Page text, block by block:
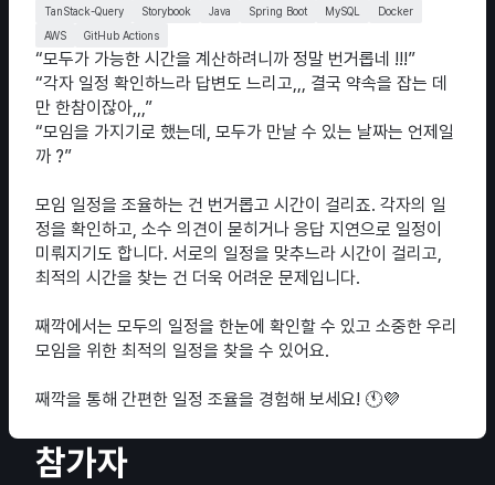
TanStack-Query
Storybook Java Spring Boot MySQL
Docker
AWS
GitHub Actions
“모두가 가능한 시간을 계산하려니까 정말 번거롭네 !!!”
“각자 일정 확인하느라 답변도 느리고,,, 결국 약속을 잡는 데
만 한참이잖아,,,”
“모임을 가지기로 했는데, 모두가 만날 수 있는 날짜는 언제일
까 ?”
모임 일정을 조율하는 건 번거롭고 시간이 걸리죠. 각자의 일
정을 확인하고, 소수 의견이 묻히거나 응답 지연으로 일정이
미뤄지기도 합니다. 서로의 일정을 맞추느라 시간이 걸리고,
최적의 시간을 찾는 건 더욱 어려운 문제입니다.
째깍에서는 모두의 일정을 한눈에 확인할 수 있고 소중한 우리
모임을 위한 최적의 일정을 찾을 수 있어요.
째깍을 통해 간편한 일정 조율을 경험해 보세요! 🕚💜
참가자